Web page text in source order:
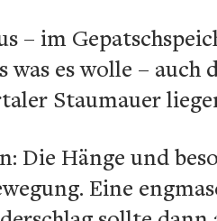
– im
was es wolle –
Staumauer
Die Hänge und
Eine